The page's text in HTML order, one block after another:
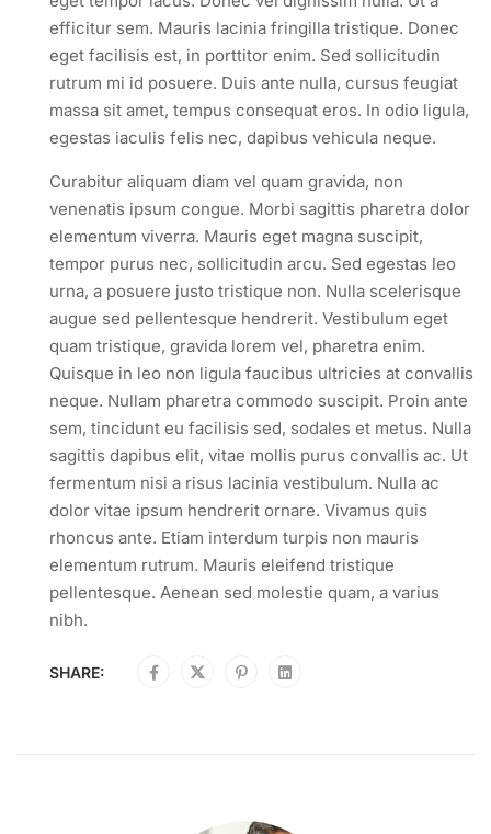
efficitur sem. Mauris lacinia fringilla tristique. Donec
eget facilisis est, in porttitor enim. Sed sollicitudin
rutrum mi id posuere. Duis ante nulla, cursus feugiat
massa sit amet, tempus consequat eros. In odio ligula,
egestas iaculis felis nec, dapibus vehicula neque.
Curabitur aliquam diam vel quam gravida, non
venenatis ipsum congue. Morbi sagittis pharetra dolor
elementum viverra. Mauris eget magna suscipit,
tempor purus nec, sollicitudin arcu. Sed egestas leo
urna, a posuere justo tristique non. Nulla scelerisque
augue sed pellentesque hendrerit. Vestibulum eget
quam tristique, gravida lorem vel, pharetra enim.
Quisque in leo non ligula faucibus ultricies at convallis
neque. Nullam pharetra commodo suscipit. Proin ante
sem, tincidunt eu facilisis sed, sodales et metus. Nulla
sagittis dapibus elit, vitae mollis purus convallis ac. Ut
fermentum nisi a risus lacinia vestibulum. Nulla ac
dolor vitae ipsum hendrerit ornare. Vivamus quis
rhoncus ante. Etiam interdum turpis non mauris
elementum rutrum. Mauris eleifend tristique
pellentesque. Aenean sed molestie quam, a varius
nibh.
SHARE: